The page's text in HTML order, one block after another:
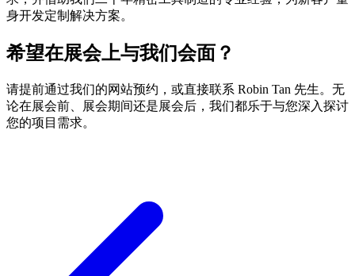
身开发定制解决方案。
希望在展会上与我们会面？
请提前通过我们的网站预约，或直接联系 Robin Tan 先生。无
论在展会前、展会期间还是展会后，我们都乐于与您深入探讨
您的项目需求。